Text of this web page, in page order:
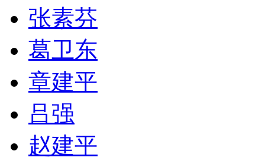
张素芬
葛卫东
章建平
吕强
赵建平